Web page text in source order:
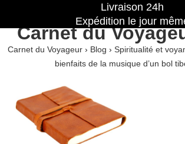
Carnet du
Carnet du Voyageur› Blog › Spiritualité et
bienfaits de la musique d’un bol
Livraison 24h
Expédition le jour